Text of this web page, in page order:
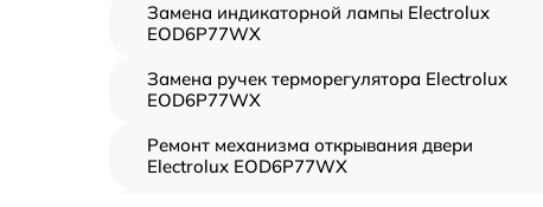
Замена индикаторной лампы Electrolux
EOD6P77WX
Замена ручек терморегулятора Electrolux
EOD6P77WX
Ремонт механизма открывания двери
Electrolux EOD6P77WX